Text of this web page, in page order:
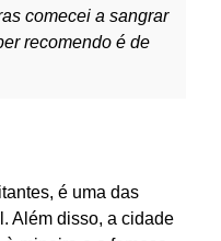
comecei a sangrar
recomendo é de
é uma das
Além disso, a cidade